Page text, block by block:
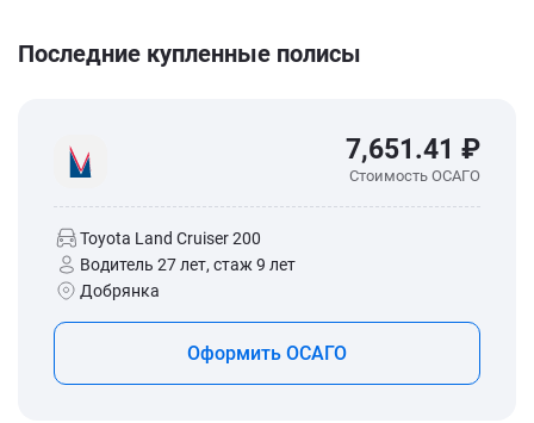
Последние купленные полисы
7,651.41 ₽
Стоимость ОСАГО
Toyota Land Cruiser 200
Водитель 27 лет, стаж 9 лет
Добрянка
Оформить ОСАГО